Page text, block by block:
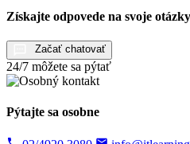
Získajte odpovede na svoje
Začať chatovať
24/7 môžete sa pýtať
Pýtajte sa osobne